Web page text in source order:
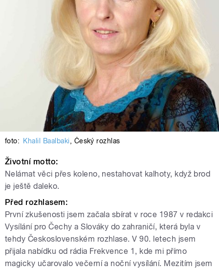
foto: Khalil Baalbaki, Český rozhlas
Životní motto:
Nelámat věci přes koleno, nestahovat kalhoty, když brod
je ještě daleko.
Před rozhlasem:
První zkušenosti jsem začala sbírat v roce 1987 v redakci
Vysílání pro Čechy a Slováky do zahraničí, která byla v
tehdy Československém rozhlase. V 90. letech jsem
přijala nabídku od rádia Frekvence 1, kde mi přímo
magicky učarovalo večerní a noční vysílání. Mezitím jsem